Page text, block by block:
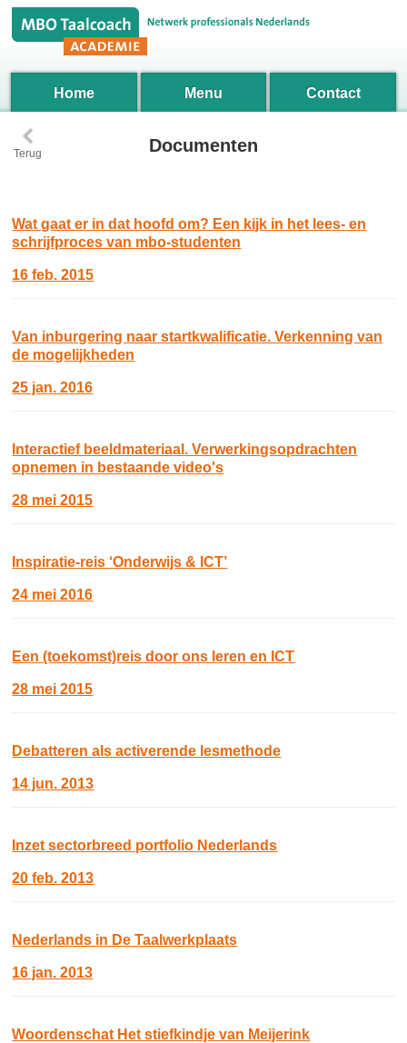
Home Menu Contact
‹
Terug Documenten
Wat gaat er in dat hoofd om? Een kijk in het lees- en
schrijfproces van mbo-studenten
16 feb. 2015
Van inburgering naar startkwalificatie. Verkenning van
de mogelijkheden
25 jan. 2016
Interactief beeldmateriaal. Verwerkingsopdrachten
opnemen in bestaande video's
28 mei 2015
Inspiratie-reis ‘Onderwijs & ICT’
24 mei 2016
Een (toekomst)reis door ons leren en ICT
28 mei 2015
Debatteren als activerende lesmethode
14 jun. 2013
Inzet sectorbreed portfolio Nederlands
20 feb. 2013
Nederlands in De Taalwerkplaats
16 jan. 2013
Woordenschat Het stiefkindje van Meijerink